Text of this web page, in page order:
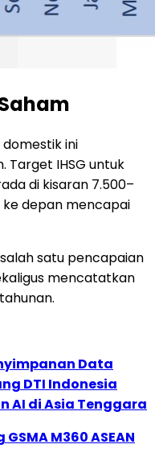
ini
Target IHSG untuk
di kisaran 7.500–
ke depan mencapai
satu pencapaian
mencatatkan
Data
DTI Indonesia
AI di Asia Tenggara
M360 ASEAN